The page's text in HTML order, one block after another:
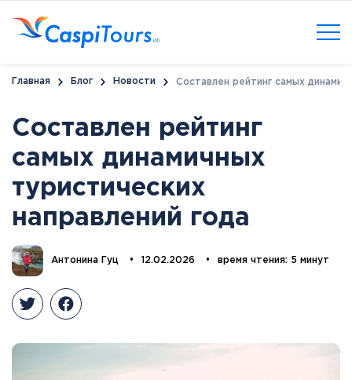
Главная Блог Новости Составлен рейтинг самых
Составлен рейтинг
самых динамичных
туристических
направлений года
Антонина Гуц • 12.02.2026 • время чтения: 5 минут